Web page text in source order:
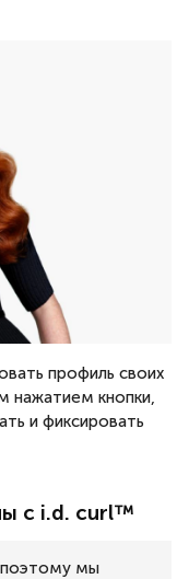
профиль своих
нажатием кнопки,
и фиксировать
с i.d. curl™
поэтому мы